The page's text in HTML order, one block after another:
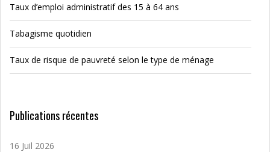
Taux d’emploi administratif des 15 à 64 ans
Tabagisme quotidien
Taux de risque de pauvreté selon le type de ménage
Publications récentes
16 Juil 2026